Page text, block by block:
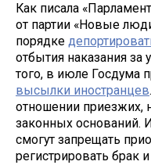
Как писала
от партии «Новые
порядке
отбытия наказания за
того, в июле Госдума
высылки иностранцев
отношении приезжих,
законных оснований.
смогут запрещать
регистрировать брак